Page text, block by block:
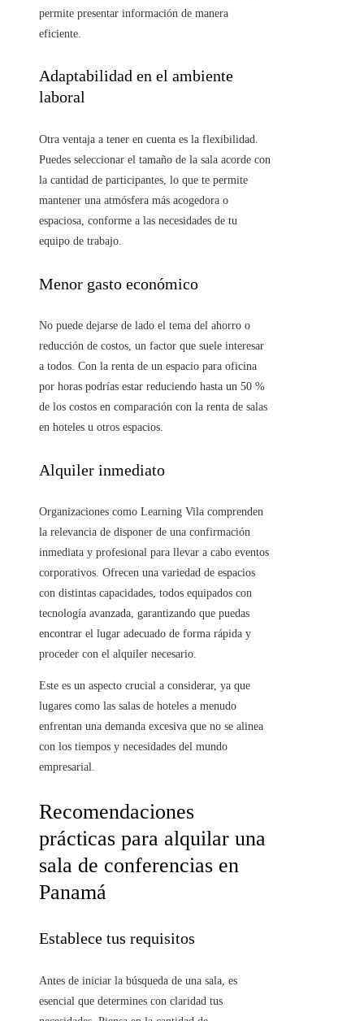
permite presentar información de manera
eficiente.
Adaptabilidad en el ambiente
laboral
Otra ventaja a tener en cuenta es la flexibilidad.
Puedes seleccionar el tamaño de la sala acorde con
la cantidad de participantes, lo que te permite
mantener una atmósfera más acogedora o
espaciosa, conforme a las necesidades de tu
equipo de trabajo.
Menor gasto económico
No puede dejarse de lado el tema del ahorro o
reducción de costos, un factor que suele interesar
a todos. Con la renta de un espacio para oficina
por horas podrías estar reduciendo hasta un 50 %
de los costos en comparación con la renta de salas
en hoteles u otros espacios.
Alquiler inmediato
Organizaciones como Learning Vila comprenden
la relevancia de disponer de una confirmación
inmediata y profesional para llevar a cabo eventos
corporativos. Ofrecen una variedad de espacios
con distintas capacidades, todos equipados con
tecnología avanzada, garantizando que puedas
encontrar el lugar adecuado de forma rápida y
proceder con el alquiler necesario.
Este es un aspecto crucial a considerar, ya que
lugares como las salas de hoteles a menudo
enfrentan una demanda excesiva que no se alinea
con los tiempos y necesidades del mundo
empresarial.
Recomendaciones
prácticas para alquilar una
sala de conferencias en
Panamá
Establece tus requisitos
Antes de iniciar la búsqueda de una sala, es
esencial que determines con claridad tus